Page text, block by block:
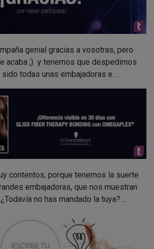
genial gracias a vosotras, pero
acaba ;) y tenemos que despedirnos
todas unas embajadoras e ...
contentos, porque tenemos la suerte
embajadoras, que nos muestran
no has mandado la tuya? ...